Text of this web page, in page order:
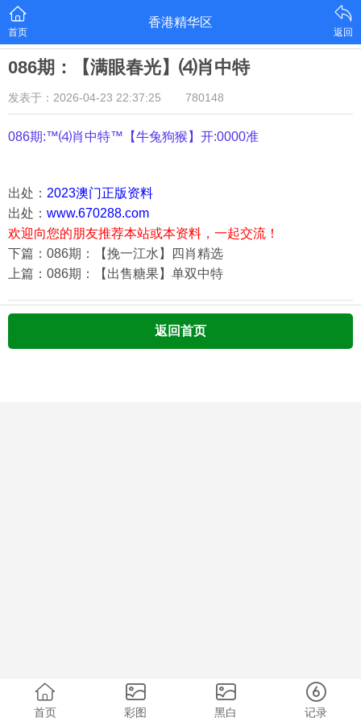
首页
香港精华区
返回
086期：【满眼春光】⑷肖中特
发表于：2026-04-23 22:37:25 780148
086期:™⑷肖中特™【牛兔狗猴 】开:0000准
出处： 2023澳门正版资料
出处： www.670288.com
欢迎向您的朋友推荐本站或本资料，一起交流！
下篇：086期：【挽一江水】四肖精选
上篇：086期：【出售糖果】单双中特
返回首页
首页 彩图 黑白 记录